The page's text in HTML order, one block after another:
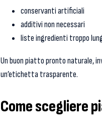
conservanti artificiali
additivi non necessari
liste ingredienti troppo
Un buon piatto pronto naturale,
un’etichetta trasparente.
Come scegliere